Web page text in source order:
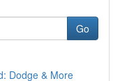
Go
Dodge & More